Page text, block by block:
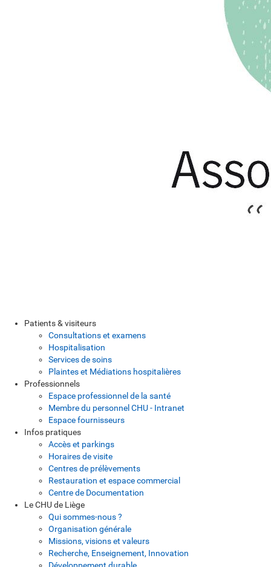
Patients & visiteurs
Consultations et examens
Hospitalisation
Services de soins
Plaintes et Médiations hospitalières
Professionnels
Espace professionnel de la santé
Membre du personnel CHU - Intranet
Espace fournisseurs
Infos pratiques
Accès et parkings
Horaires de visite
Centres de prélèvements
Restauration et espace commercial
Centre de Documentation
Le CHU de Liège
Qui sommes-nous ?
Organisation générale
Missions, visions et valeurs
Recherche, Enseignement, Innovation